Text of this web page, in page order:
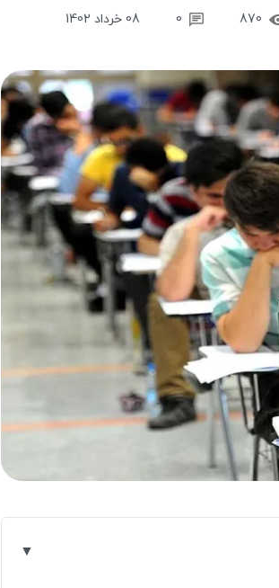
870
0 08 خرداد 1402